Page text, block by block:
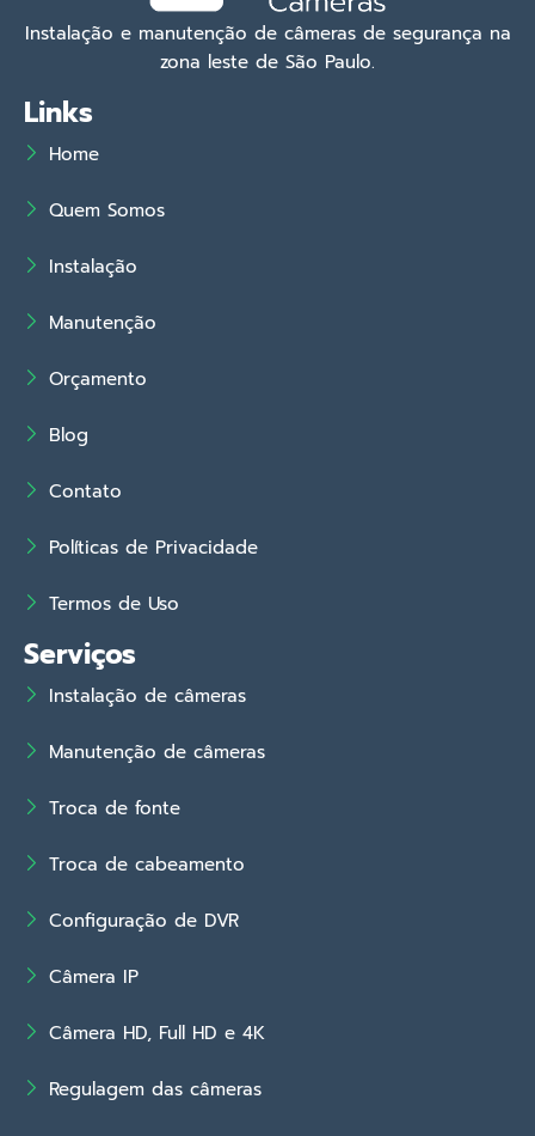
Instalação e manutenção de câmeras de segurança na
zona leste de São Paulo.
Links
Home
Quem Somos
Instalação
Manutenção
Orçamento
Blog
Contato
Políticas de Privacidade
Termos de Uso
Serviços
Instalação de câmeras
Manutenção de câmeras
Troca de fonte
Troca de cabeamento
Configuração de DVR
Câmera IP
Câmera HD, Full HD e 4K
Regulagem das câmeras